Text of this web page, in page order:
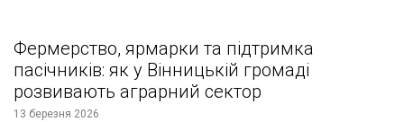
Фермерство, ярмарки та підтримка
пасічників: як у Вінницькій громаді
розвивають аграрний сектор
13 березня 2026